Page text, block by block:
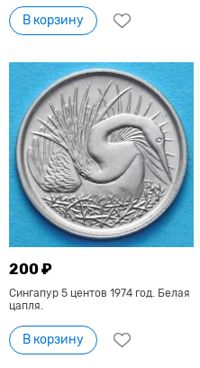
В корзину
200 ₽
Сингапур 5 центов 1974 год. Белая
цапля.
В корзину